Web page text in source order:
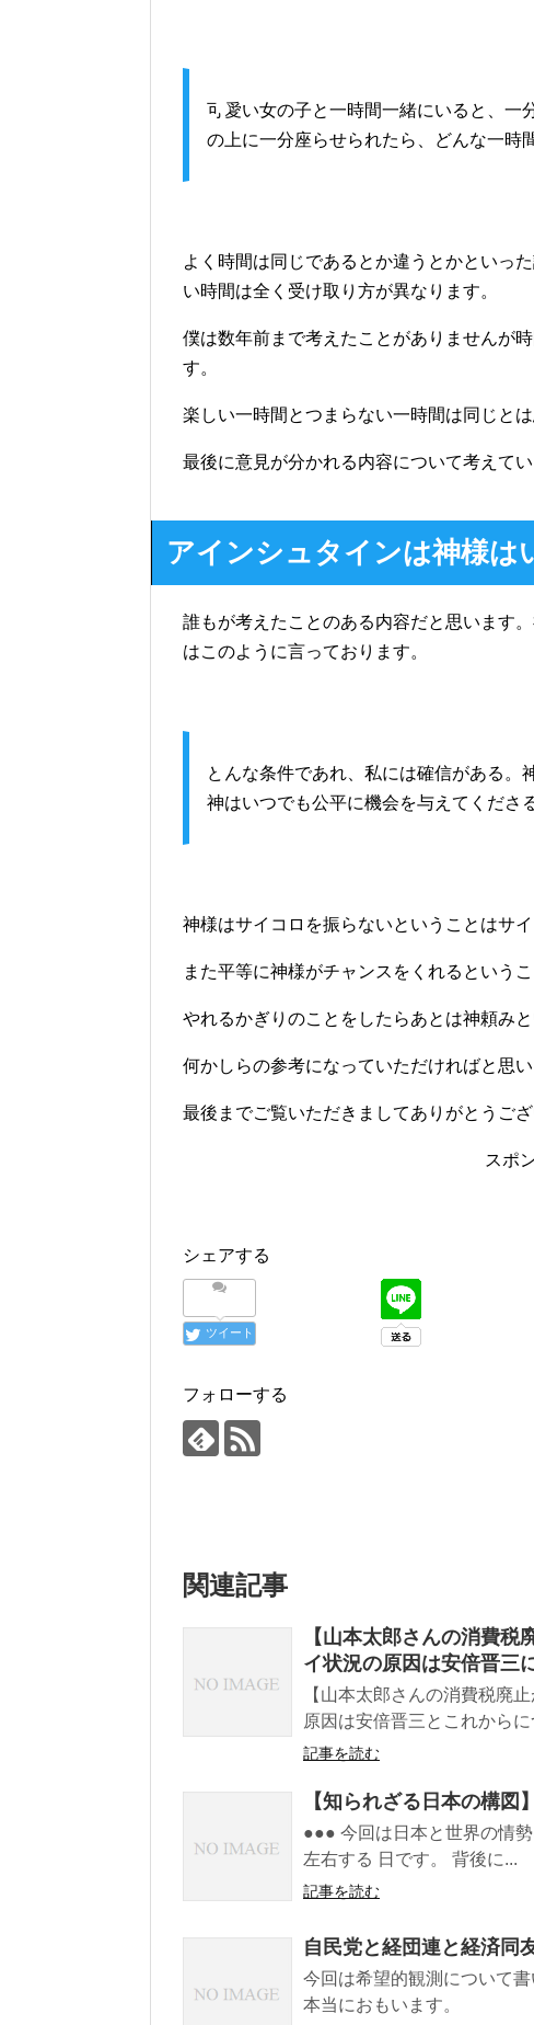
可愛い女の子と一時間一緒にいると、一
の上に一分座らせられたら、どんな一時
よく時間は同じであるとか違うとかといっ
い時間は全く受け取り方が異なります。
僕は数年前まで考えたことがありませんが
す。
楽しい一時間とつまらない一時間は同じとは
最後に意見が分かれる内容について考えてい
アインシュタインは神様は
誰もが考えたことのある内容だと思います
はこのように言っております。
どんな条件であれ、私には確信がある。
神はいつでも公平に機会を与えてくださる
神様はサイコロを振らないということはサ
また平等に神様がチャンスをくれるという
やれるかぎりのことをしたらあとは神頼み
何かしらの参考になっていただければと思い
最後までご覧いただきましてありがとうござ
スポ
シェアする
ツイート
フォローする
関連記事
【山本太郎さんの消費
イ状況の原因は安倍晋三
【山本太郎さんの消費税廃
原因は安倍晋三とこれから
記事を読む
【知られざる日本の構
●●● 今回は日本と世界の情
左右する 日です。 背後に...
記事を読む
自民党と経団連と経済同
今回は希望的観測について
本当におもいます。